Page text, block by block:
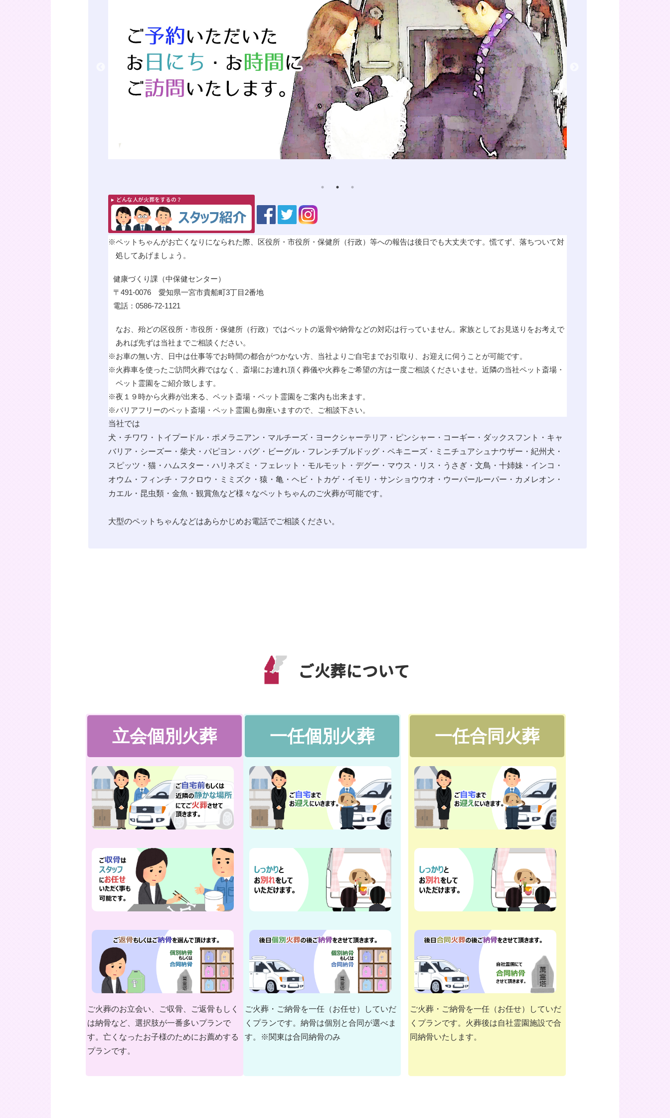
どんな人が火葬をするの？
※ペットちゃんがお亡くなりになられた際、区役所・市役所・保健所（行政）等への報告は後日でも大丈夫です。慌てず、落ちついて対
処してあげましょう。
健康づくり課（中保健センター）
〒491-0076 愛知県一宮市貴船町3丁目2番地
電話：0586-72-1121
なお、殆どの区役所・市役所・保健所（行政）ではペットの返骨や納骨などの対応は行っていません。家族としてお見送りをお考えで
あれば先ずは当社までご相談ください。
※お車の無い方、日中は仕事等でお時間の都合がつかない方、当社よりご自宅までお引取り、お迎えに伺うことが可能です。
※火葬車を使ったご訪問火葬ではなく、斎場にお連れ頂く葬儀や火葬をご希望の方は一度ご相談くださいませ。近隣の当社ペット斎場・
ペット霊園をご紹介致します。
※夜１９時から火葬が出来る、ペット斎場・ペット霊園をご案内も出来ます。
※バリアフリーのペット斎場・ペット霊園も御座いますので、ご相談下さい。
当社では
犬・チワワ・トイプードル・ポメラニアン・マルチーズ・ヨークシャーテリア・ピンシャー・コーギー・ダックスフント・キャ
バリア・シーズー・柴犬・パピヨン・パグ・ビーグル・フレンチブルドッグ・ペキニーズ・ミニチュアシュナウザー・紀州犬・
スピッツ・猫・ハムスター・ハリネズミ・フェレット・モルモット・デグー・マウス・リス・うさぎ・文鳥・十姉妹・インコ・
オウム・フィンチ・フクロウ・ミミズク・猿・亀・ヘビ・トカゲ・イモリ・サンショウウオ・ウーパールーパー・カメレオン・
カエル・昆虫類・金魚・観賞魚など様々なペットちゃんのご火葬が可能です。
大型のペットちゃんなどはあらかじめお電話でご相談ください。
ご火葬について
立会個別火葬
ご火葬のお立会い、ご収骨、ご返骨もしく
は納骨など、選択肢が一番多いプランで
す。亡くなったお子様のためにお薦めする
プランです。
一任個別火葬
ご火葬・ご納骨を一任（お任せ）していだ
くプランです。納骨は個別と合同が選べま
す。※関東は合同納骨のみ
一任合同火葬
ご火葬・ご納骨を一任（お任せ）していだ
くプランです。火葬後は自社霊園施設で合
同納骨いたします。